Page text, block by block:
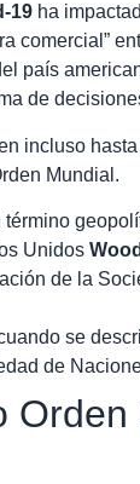
19 ha
comercial”
país
de
incluso hasta
Mundial.
Unidos
de la
se
de
Orden